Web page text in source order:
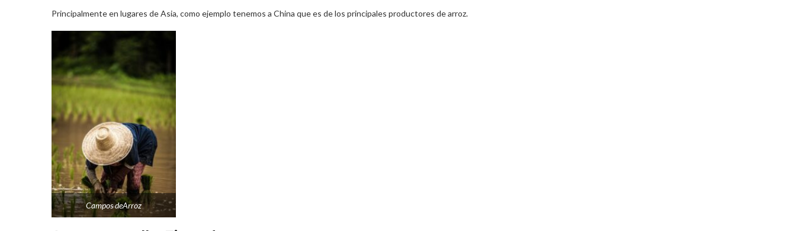
Principalmente en lugares de Asia, como ejemplo tenemos a China que es de los principales productores de arroz.
Campos deArroz